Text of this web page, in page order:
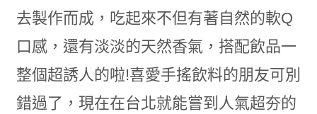
去製作而成，吃起來不但有著自然的軟Q
口感，還有淡淡的天然香氣，搭配飲品一
整個超誘人的啦!喜愛手搖飲料的朋友可別
錯過了，現在在台北就能嘗到人氣超夯的